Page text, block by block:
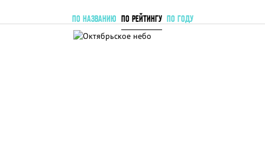
ПО НАЗВАНИЮ ПО РЕЙТИНГУ ПО ГОДУ